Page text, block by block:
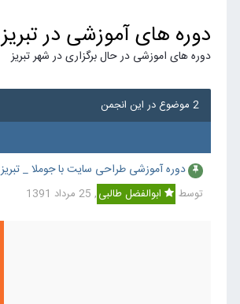
دوره های آموزشی در تبریز
دوره های اموزشی در حال برگزاری در شهر تبریز
2 موضوع در این انجمن
دوره آموزشی طراحی سایت با جوملا _ تبریز
توسط ابوالفضل طالبی, 25 مرداد 1391